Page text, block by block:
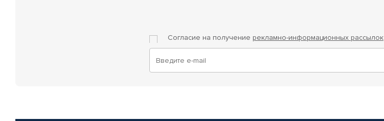
Согласие на получение рекламно-информационных рассылок